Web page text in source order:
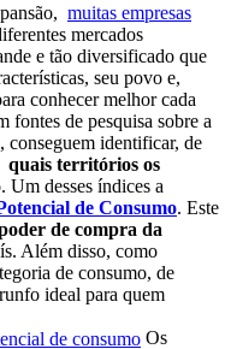
muitas empresas
mercados
e tão diversificado que
seu povo e,
conhecer melhor cada
fontes de pesquisa sobre a
conseguem identificar, de
quais territórios os
. Um desses índices a
de Consumo. Este
de compra da
Além disso, como
de consumo, de
ideal para quem
Os